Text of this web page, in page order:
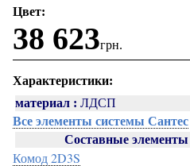
Цвет:
38 623грн.
Характеристики:
материал : ЛДСП
Все элементы системы Сантес
Составные элементы
Комод 2D3S